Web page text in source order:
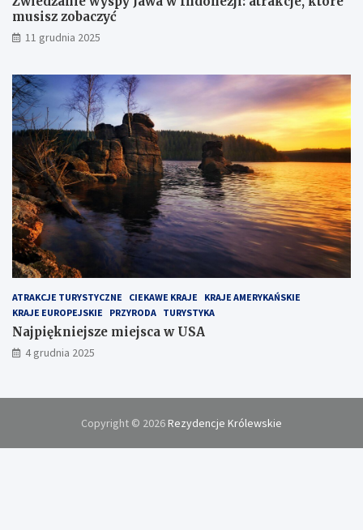
m
?
musisz zobaczyć
11 grudnia 2025
ATRAKCJE TURYSTYCZNE CIEKAWE KRAJE
KRAJE AMERYKAŃSKIE
KRAJE EUROPEJSKIE
PRZYRODA TURYSTYKA
Najpiękniejsze miejsca w USA
4 grudnia 2025
Copyright © 2026Rezydencje Królewskie